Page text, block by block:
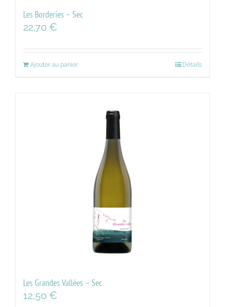
Les Borderies – Sec
22,70 €
Ajouter au panier Détails
Les Grandes Vallées – Sec
12,50 €